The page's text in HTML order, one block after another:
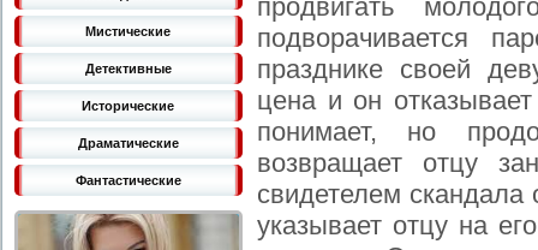
Мистические
Детективные
Исторические
Драматические
Фантастические
продвигать
подворачивается
празднике своей
цена и он
понимает, но
возвращает отцу
свидетелем
указывает отцу на